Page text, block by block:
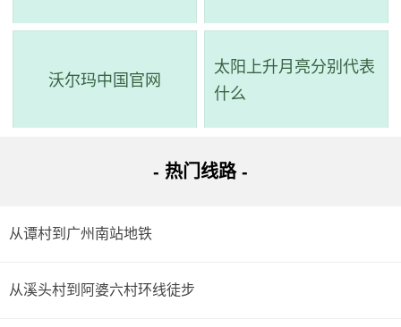
沃尔玛中国官网
太阳上升月亮分别代表
什么
- 热门线路 -
从谭村到广州南站地铁
从溪头村到阿婆六村环线徒步